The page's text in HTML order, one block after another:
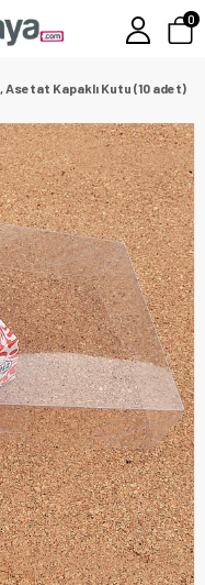
0
Asetat Kapaklı Kutu (10 adet)